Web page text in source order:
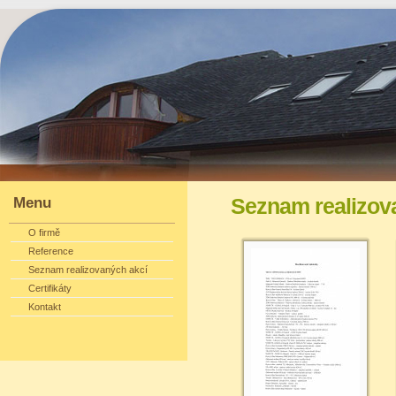
Menu
O firmě
Reference
Seznam realizovaných akcí
Certifikáty
Kontakt
Seznam